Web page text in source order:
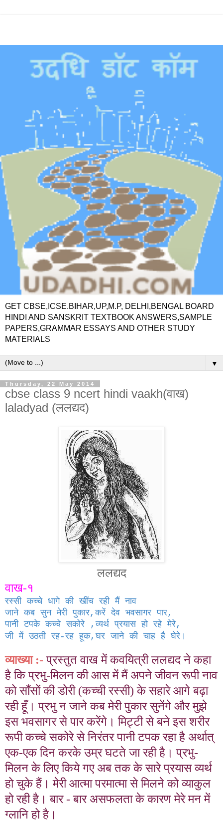
GET CBSE,ICSE.BIHAR,UP,M.P, DELHI,BENGAL BOARD
HINDI AND SANSKRIT TEXTBOOK ANSWERS,SAMPLE
PAPERS,GRAMMAR ESSAYS AND OTHER STUDY
MATERIALS
▼
Thursday, 22 May 2014
cbse class 9 ncert hindi vaakh(वाख)
laladyad (ललद्यद)
ललद्यद
वाख-१
रस्सी कच्चे धागे की खींच रही मैं नाव
जाने कब सुन मेरी पुकार,करें देव भवसागर पार,
पानी टपके कच्चे सकोरे
,व्यर्थ प्रयास हो रहे मेरे,
जी में उठती रह-रह हूक,घर जाने की चाह है घेरे।
व्याख्या :-प्रस्तुत वाख में कवयित्री ललद्यद ने कहा
है कि प्रभु-मिलन की आस में मैं अपने जीवन रूपी नाव
को साँसों की डोरी (कच्ची रस्सी) के सहारे आगे बढ़ा
रही हूँ। प्रभु न जाने कब मेरी पुकार सुनेंगे और मुझे
इस भवसागर से पार करेंगे। मिट्टी से बने इस शरीर
रूपी कच्चे सकोरे से निरंतर पानी टपक रहा है अर्थात्
एक-एक दिन करके उम्र घटते जा रही है। प्रभु-
मिलन के लिए किये गए अब तक के सारे प्रयास व्यर्थ
हो चुके हैं। मेरी आत्मा परमात्मा से मिलने को व्याकुल
हो रही है। बार - बार असफलता के कारण मेरे मन में
ग्लानि हो है।